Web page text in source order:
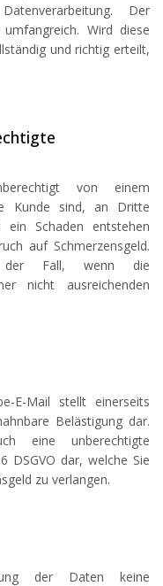
Der
Wird diese
und richtig erteilt,
von einem
Kunde sind, an Dritte
ein Schaden entstehen
auf Schmerzensgeld.
Fall, wenn die
nicht ausreichenden
E-Mail stellt einerseits
Belästigung dar.
eine unberechtigte
DSGVO dar, welche Sie
zu verlangen.
der Daten keine